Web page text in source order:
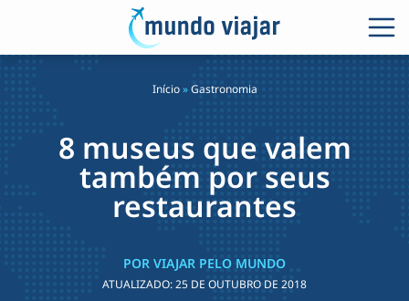
Início»Gastronomia
8 museus que valem
também por seus
restaurantes
POR VIAJAR PELO MUNDO
ATUALIZADO:25 DE OUTUBRO DE 2018